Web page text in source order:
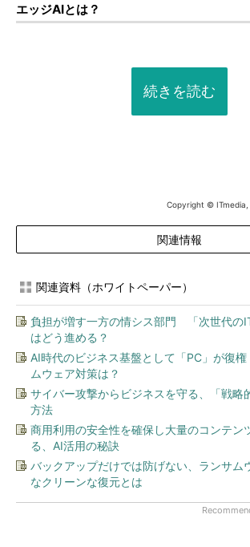
エッジAIとは？
続きを読む
Copyright © ITmedia,
関連情報
関連資料（ホワイトペーパー）
負担が増す一方の情シス部門 「次世代の
はどう進める？
AI時代のビジネス基盤として「PC」が復
ムウェア対策は？
サイバー攻撃からビジネスを守る、「戦略
方法
商用利用の安全性を確保し大量のコンテン
る、AI活用の秘訣
バックアップだけでは防げない、ランサム
なクリーンな復元とは